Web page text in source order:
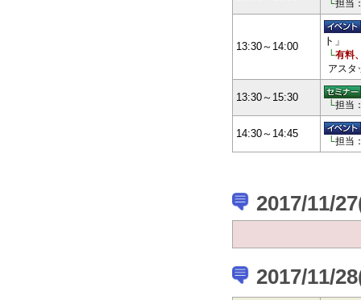
└担当
13:30～14:00 ト」
└有料
アスタ
13:30～15:30
└担当
14:30～14:45
└担当
2017/11/
2017/11/